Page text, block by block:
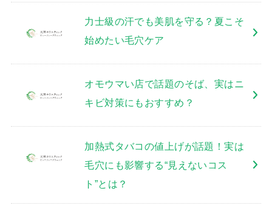
力士級の汗でも美肌を守る？夏こそ
始めたい毛穴ケア
オモウマい店で話題のそば、実はニ
キビ対策にもおすすめ？
加熱式タバコの値上げが話題！実は
毛穴にも影響する“見えないコス
ト”とは？